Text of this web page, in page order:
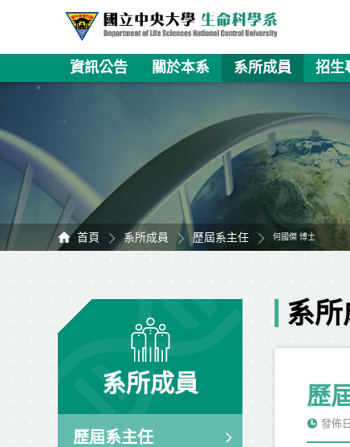
資訊公告 關於本系 系所成員 招生
首頁 系所成員 歷屆系主任 何國傑 博士
系所成員
歷屆系主任
系所
歷
發佈